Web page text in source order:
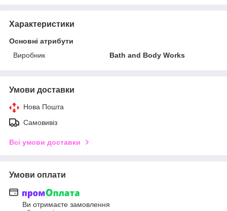
Характеристики
Основні атрибути
Виробник
Bath and Body Works
Умови доставки
Нова Пошта
Самовивіз
Всі умови доставки
Умови оплати
Ви отримаєте замовлення